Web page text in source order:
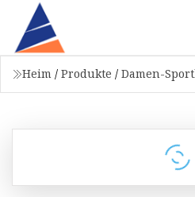
Heim / Produkte / Damen-